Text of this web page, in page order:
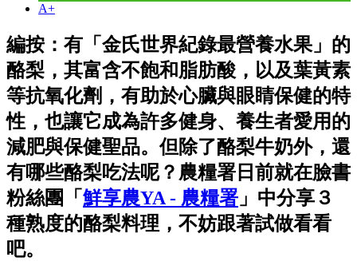
A+
編按：有「金氏世界紀錄最營養水果」的
酪梨，其富含不飽和脂肪酸，以及葉黃素
等抗氧化劑，有助於心臟與眼睛保健的特
性，也讓它成為許多健身、養生者愛用的
減肥與保健聖品。但除了酪梨牛奶外，還
有哪些酪梨吃法呢？農糧署日前就在臉書
粉絲團「 鮮享農YA - 農糧署 」中分享３
種熟度的酪梨料理，不妨跟著試做看看
吧。